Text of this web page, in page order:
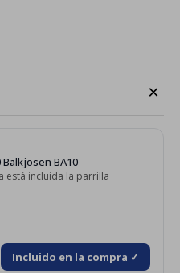
×
BA10
está incluida la parrilla
Incluido en la compra ✓